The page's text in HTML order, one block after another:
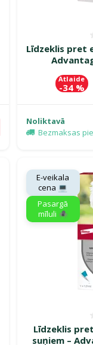
skaits: 1
grozam
Līdzeklis pret
Atlaide
-34 %
Noliktavā
Bezmaksas
Līdzeklis
suņiem –
E-veikala
cena 💻
Pasargā
mīluli 🕷️